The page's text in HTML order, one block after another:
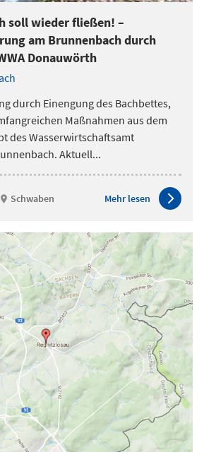
soll wieder fließen! –
am Brunnenbach durch
Donauwörth
durch Einengung des Bachbettes,
Maßnahmen aus dem
des Wasserwirtschaftsamt
Aktuell...
Schwaben Mehr lesen